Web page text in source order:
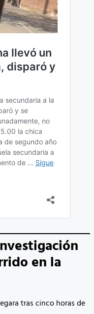
en la
tras cinco horas de